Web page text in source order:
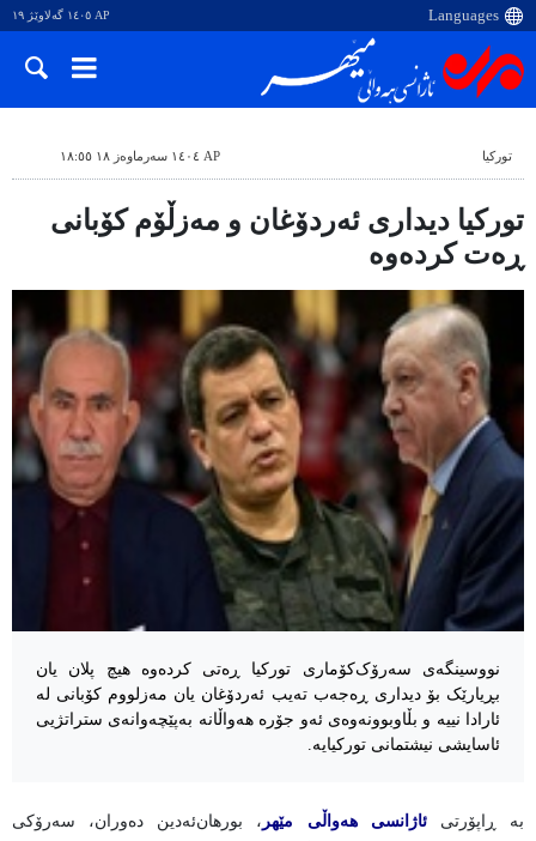
AP ١٤٠٥ گەلاوێژ ١٩
تورکیا AP ١٤٠٤ سەرماوەز ١٨ ١٨:٥٥
تورکیا دیداری ئەردۆغان و مەزڵۆم کۆبانی
ڕەت کردەوە
نووسینگەی سەرۆک‌کۆماری تورکیا ڕەتی کردەوە هیچ پلان یان
بڕیارێک بۆ دیداری ڕەجەب تەیب ئەردۆغان یان مەزلووم کۆبانی لە
ئارادا نییە و بڵاوبوونەوەی ئەو جۆرە هەواڵانە بەپێچەوانەی ستراتژیی
ئاسایشی نیشتمانی تورکیایە.
بە ڕاپۆرتیئاژانسی هەواڵی مێهر ، بورهان‌ئەدین دەوران، سەرۆکی